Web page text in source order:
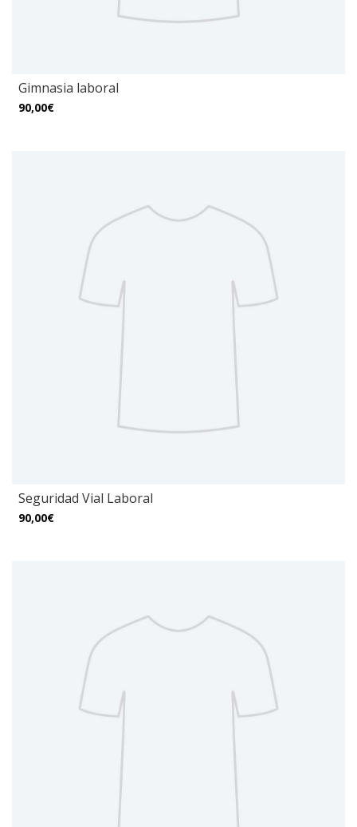
Gimnasia laboral
90,00€
Seguridad Vial Laboral
90,00€